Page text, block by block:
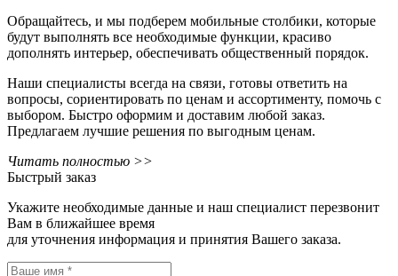
Обращайтесь, и мы подберем мобильные столбики, которые
будут выполнять все необходимые функции, красиво
дополнять интерьер, обеспечивать общественный порядок.
Наши специалисты всегда на связи, готовы ответить на
вопросы, сориентировать по ценам и ассортименту, помочь с
выбором. Быстро оформим и доставим любой заказ.
Предлагаем лучшие решения по выгодным ценам.
Читать полностью >>
Быстрый заказ
Укажите необходимые данные и наш специалист перезвонит
Вам в ближайшее время
для уточнения информация и принятия Вашего заказа.